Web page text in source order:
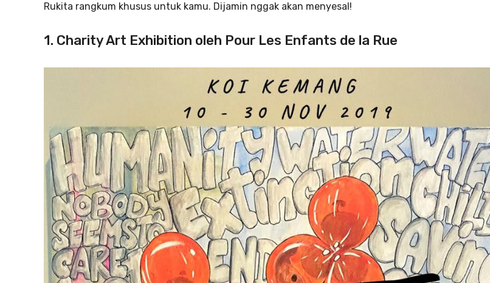
Rukita rangkum khusus untuk kamu. Dijamin nggak akan menyesal!
1. Charity Art Exhibition oleh Pour Les Enfants de la Rue